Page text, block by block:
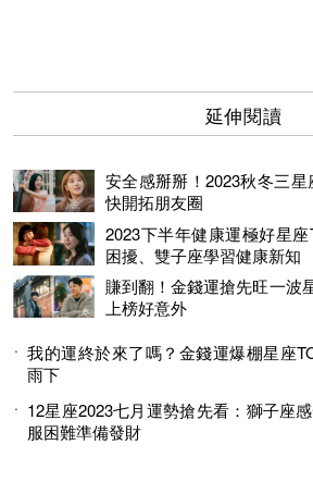
延伸閱讀
安全感掰掰！2023秋冬三
快開拓朋友圈
2023下半年健康運極好星
困擾、雙子座學習健康新知
賺到翻！金錢運搶先旺一波
上榜好意外
我的運終於來了嗎？金錢運爆棚星座
雨下
12星座2023七月運勢搶先看：獅子座
服困難準備發財